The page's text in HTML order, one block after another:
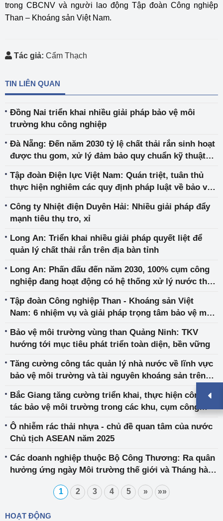
trong CBCNV và người lao động Tập đoàn Công nghiệp
Than – Khoáng sản Việt Nam.
Tác giả: Cẩm Thạch
TIN LIÊN QUAN
Đồng Nai triển khai nhiều giải pháp bảo vệ môi
trường khu công nghiệp
Đà Nẵng: Đến năm 2030 tỷ lệ chất thải rắn sinh hoạt
được thu gom, xử lý đảm bảo quy chuẩn kỹ thuật
Tập đoàn Điện lực Việt Nam: Quán triệt, tuân thủ
thực hiện nghiêm các quy định pháp luật về bảo vệ
Công ty Nhiệt điện Duyên Hải: Nhiều giải pháp đẩy
mạnh tiêu thụ tro, xỉ
Long An: Triển khai nhiều giải pháp quyết liệt để
quản lý chất thải rắn trên địa bàn tỉnh
Long An: Phấn đấu đến năm 2030, 100% cụm công
nghiệp đang hoạt động có hệ thống xử lý nước thải
Tập đoàn Công nghiệp Than - Khoáng sản Việt
Nam: 6 nhiệm vụ và giải pháp trọng tâm bảo vệ môi
Bảo vệ môi trường vùng than Quảng Ninh: TKV
hướng tới mục tiêu phát triển toàn diện, bền vững
Tăng cường công tác quản lý nhà nước về lĩnh vực
bảo vệ môi trường và tài nguyên khoáng sản trên
Bắc Giang tăng cường triển khai, thực hiện công
tác bảo vệ môi trường trong các khu, cụm công
Ô nhiễm rác thải nhựa - chủ đề quan tâm của nước
Chủ tịch ASEAN năm 2025
Các doanh nghiệp thuộc Bộ Công Thương: Ra quân
hưởng ứng ngày Môi trường thế giới và Tháng hành
1 2 3 4 5 » »»
HOẠT ĐỘNG